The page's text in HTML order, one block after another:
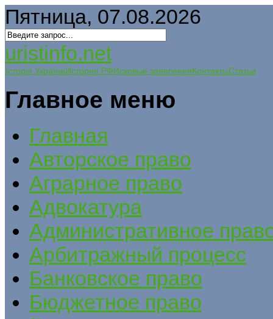
Пятница, 07.08.2026
uristinfo.net
Історія УкраїниИстория РФИсковые заявленияКонтактыСтатьи
Главное меню
Главная
Авторское право
Аграрное право
Адвокатура
Административное
Арбитражный процесс
Банковское право
Бюджетное право